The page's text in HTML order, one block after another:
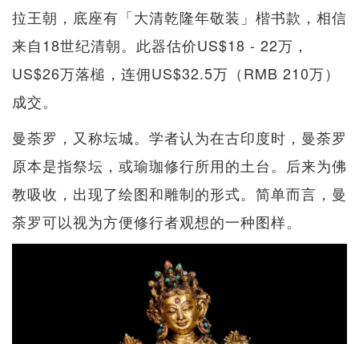
拉王朝，底座有「大清乾隆年敬装」楷书款，相信
来自18世纪清朝。此器估价US$18 - 22万，
US$26万落槌，连佣US$32.5万（RMB 210万）
成交。
曼荼罗，又称坛城。学者认为在古印度时，曼荼罗
原本是指祭坛，或瑜珈修行所用的土台。后来为佛
教吸收，出现了绘图和雕制的形式。简单而言，曼
荼罗可以视为方便修行者观想的一种图样。